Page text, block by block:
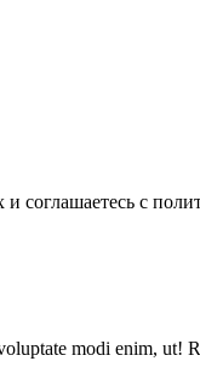
соглашаетесь с
modi enim,